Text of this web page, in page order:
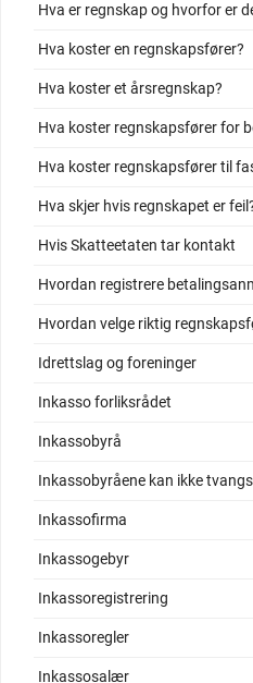
Hva er regnskap og hvorfor er
Hva koster en regnskapsfører?
Hva koster et årsregnskap?
Hva koster regnskapsfører for
Hva koster regnskapsfører til
Hva skjer hvis regnskapet er
Hvis Skatteetaten tar kontakt
Hvordan registrere
Hvordan velge riktig
Idrettslag og foreninger
Inkasso forliksrådet
Inkassobyrå
Inkassobyråene kan ikke
Inkassofirma
Inkassogebyr
Inkassoregistrering
Inkassoregler
Inkassosalær